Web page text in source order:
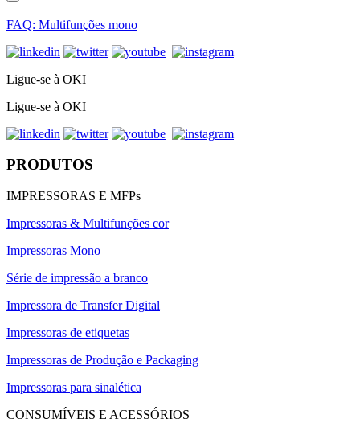
FAQ: Multifunções mono
Ligue-se à OKI
Ligue-se à OKI
PRODUTOS
IMPRESSORAS E MFPs
Impressoras & Multifunções cor
Impressoras Mono
Série de impressão a branco
Impressora de Transfer Digital
Impressoras de etiquetas
Impressoras de Produção e Packaging
Impressoras para sinalética
CONSUMÍVEIS E ACESSÓRIOS